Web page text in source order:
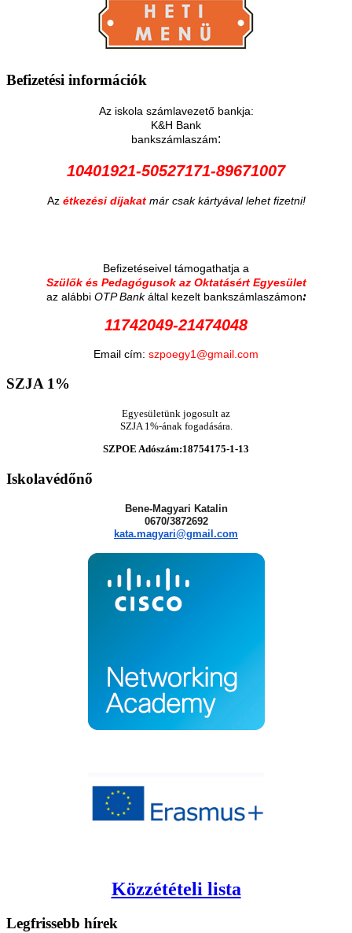
Befizetési információk
Az iskola számlavezető bankja:
K&H Bank
bankszámlaszám:
10401921-50527171-89671007
Az étkezési díjakat már csak kártyával lehet fizetni!
Befizetéseivel támogathatja a
Szülők és Pedagógusok az Oktatásért Egyesület
az alábbi OTP Bankáltal kezelt bankszámlaszámon:
11742049-21474048
Email cím: szpoegy1@gmail.com
SZJA1%
Egyesületünk jogosult az
SZJA 1%-ának fogadására.
SZPOE Adószám:18754175-1-13
Iskolavédőnő
Bene-Magyari Katalin
0670/3872692
kata.magyari@gmail.com
Közzétételi lista
Legfrissebb hírek